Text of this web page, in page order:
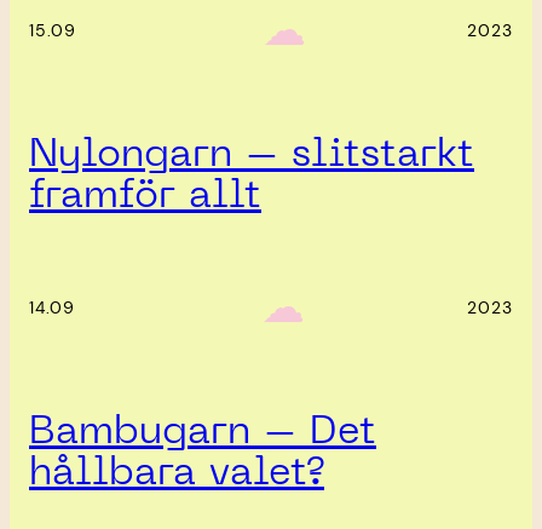
15.09 ‎ ‎‎ ☁︎‎‎ 2023
Nylongarn – slitstarkt
framför allt
14.09 ‎ ‎‎ ☁︎‎‎ 2023
Bambugarn – Det
hållbara valet?